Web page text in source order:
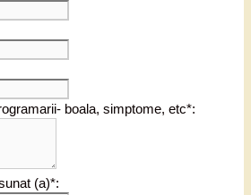
boala, simptome, etc*:
(a)*: